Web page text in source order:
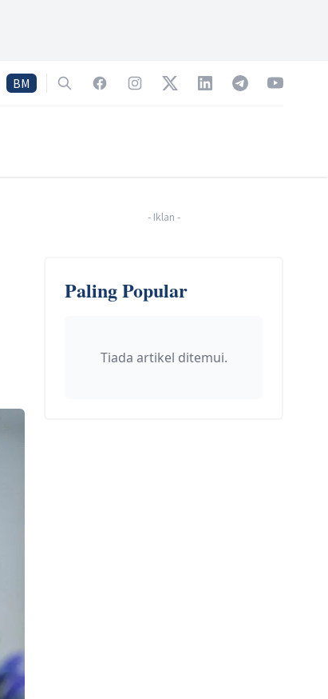
BM SearchFacebookInstagramTwitterLinkedInTelegramYouTube
- Iklan -
Paling Popular
Tiada artikel ditemui.